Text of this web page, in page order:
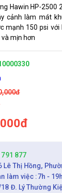
Hawin HP-2500
cảnh làm mát
mạnh 150 psi
mịn hơn
791 877
Lê Thị Hồng,
làm việc :7h -
Đ. Lý Thường